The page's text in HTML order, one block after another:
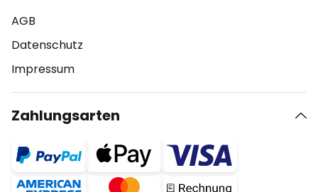
AGB
Datenschutz
Impressum
Zahlungsarten